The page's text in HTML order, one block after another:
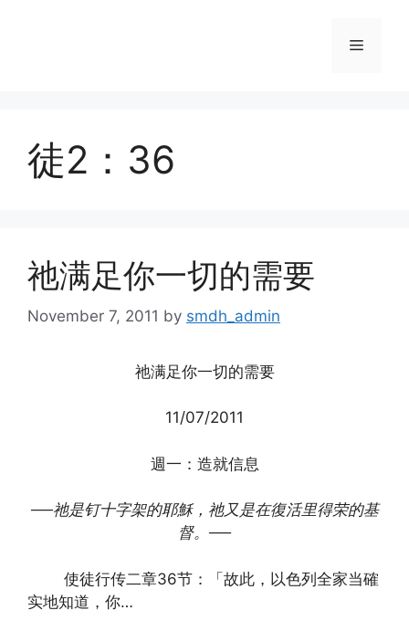
Menu
徒2：36
祂满足你一切的需要
November 7, 2011 by smdh_admin
祂满足你一切的需要
11/07/2011
週一：造就信息
──祂是钉十字架的耶穌，祂又是在復活里得荣的基
督。 ──
使徒行传二章36节：「故此，以色列全家当確
实地知道，你…